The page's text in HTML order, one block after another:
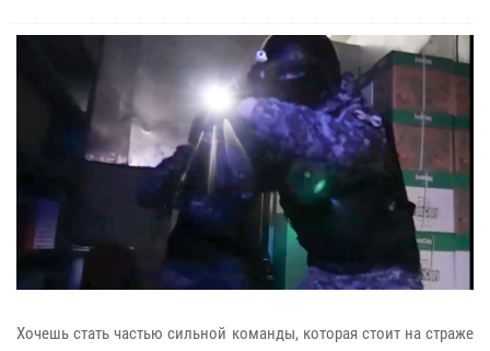
Хочешь стать частью сильной команды, которая стоит на страже